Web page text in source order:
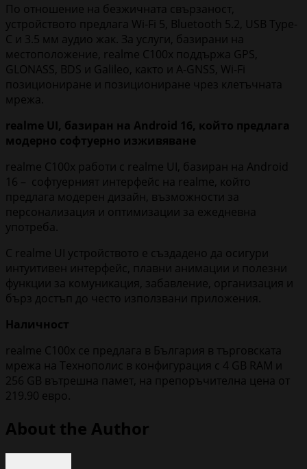
По отношение на безжичната свързаност,
устройството предлага Wi-Fi 5, Bluetooth 5.2, USB Type-
C и 3.5 мм аудио жак. За услуги, базирани на
местоположение, realme C100x поддържа GPS,
GLONASS, BDS и Galileo, както и A-GNSS, Wi-Fi
позициониране и позициониране чрез клетъчната
мрежа.
realme UI, базиран на Android 16, който предлага
модерно софтуерно изживяване
realme C100x работи с realme UI, базиран на Android
16 – софтуерният интерфейс на realme, който
предлага модерен дизайн, възможности за
персонализация и оптимизации за ежедневна
употреба.
С realme UI устройството е създадено да осигури
интуитивен интерфейс, плавни анимации и полезни
функции за комуникация, забавление, организация и
бърз достъп до често използвани приложения.
Наличност
realme C100x се предлага в България в търговската
мрежа на Технополис в конфигурация с 4 GB RAM и
256 GB вътрешна памет, на препоръчителна цена от
219.90 евро.
About the Author